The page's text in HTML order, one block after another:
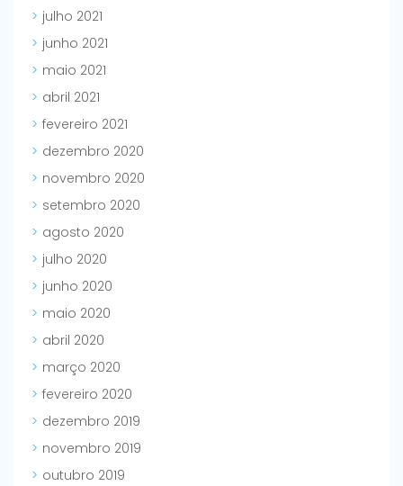
julho 2021
junho 2021
maio 2021
abril 2021
fevereiro 2021
dezembro 2020
novembro 2020
setembro 2020
agosto 2020
julho 2020
junho 2020
maio 2020
abril 2020
março 2020
fevereiro 2020
dezembro 2019
novembro 2019
outubro 2019